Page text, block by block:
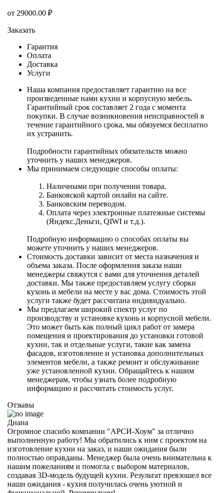
от 29000.00 ₽
Заказать
Гарантия
Оплата
Доставка
Услуги
Наша компания предоставляет гарантию на все
произведенные нами кухни и корпусную мебель.
Гарантийный срок составляет 2 года с момента
покупки. В случае возникновения неисправностей в
течение гарантийного срока, мы обязуемся бесплатно
их устранить.
Подробности гарантийных обязательств можно
уточнить у наших менеджеров.
Мы принимаем следующие способы оплаты:
Наличными при получении товара.
Банковской картой онлайн на сайте.
Банковским переводом.
Оплата через электронные платежные системы
(Яндекс.Деньги, QIWI и т.д.).
Подробную информацию о способах оплаты вы
можете уточнить у наших менеджеров.
Стоимость доставки зависит от места назначения и
объема заказа. После оформления заказа наши
менеджеры свяжутся с вами для уточнения деталей
доставки. Мы также предоставляем услугу сборки
кухонь и мебели на месте у вас дома. Стоимость этой
услуги также будет рассчитана индивидуально.
Мы предлагаем широкий спектр услуг по
производству и установке кухонь и корпусной мебели.
Это может быть как полный цикл работ от замера
помещения и проектирования до установки готовой
кухни, так и отдельные услуги, такие как замена
фасадов, изготовление и установка дополнительных
элементов мебели, а также ремонт и обслуживание
уже установленной кухни. Обращайтесь к нашим
менеджерам, чтобы узнать более подробную
информацию и рассчитать стоимость услуг.
Отзывы
Диана
Огромное спасибо компании "АРСИ-Хоум" за отлично
выполненную работу! Мы обратились к ним с проектом на
изготовление кухни на заказ, и наши ожидания были
полностью оправданы. Менеджер была очень внимательна к
нашим пожеланиям и помогла с выбором материалов,
создавая 3D-модель будущей кухни. Результат превзошел все
наши ожидания - кухня получилась очень уютной и